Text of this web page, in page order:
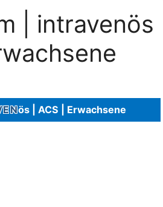
| intravenös
ös | ACS | Erwachsene